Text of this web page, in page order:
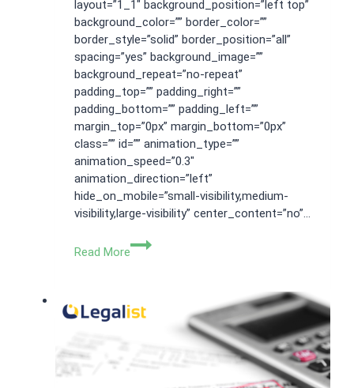
layout=”1_1″ background_position=”left top”
background_color=”” border_color=””
border_style=”solid” border_position=”all”
spacing=”yes” background_image=””
background_repeat=”no-repeat”
padding_top=”” padding_right=””
padding_bottom=”” padding_left=””
margin_top=”0px” margin_bottom=”0px”
class=”” id=”” animation_type=””
animation_speed=”0.3″
animation_direction=”left”
hide_on_mobile=”small-visibility,medium-
visibility,large-visibility” center_content=”no”…
Read More
Syarat
di
Tangerang